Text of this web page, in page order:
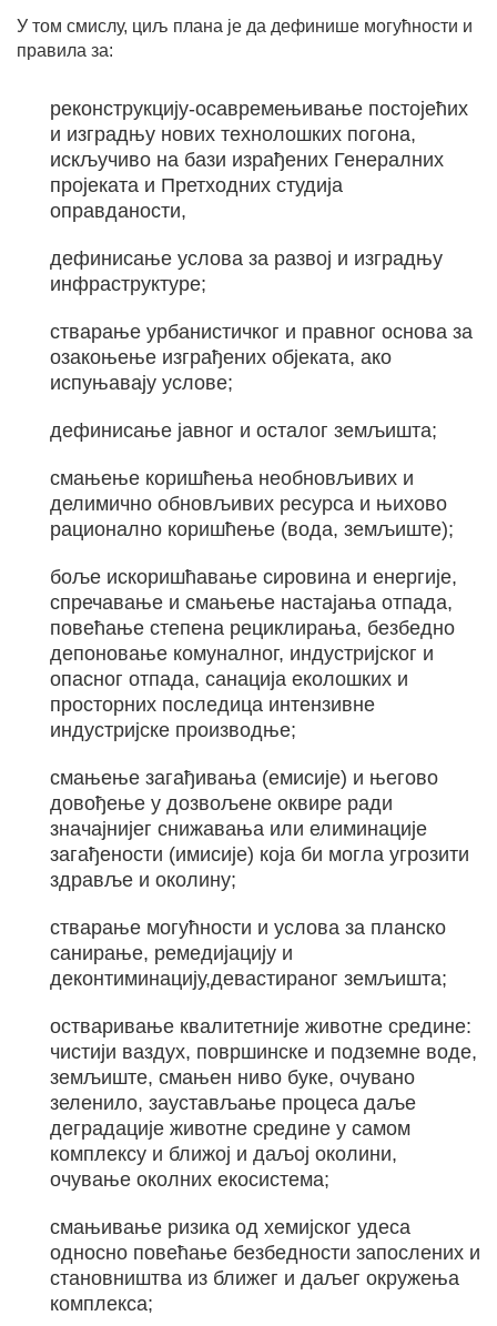
У том смислу, циљ плана је да дефинише могућности и
правила за:
реконструкцију-осавремењивање постојећих
и изградњу нових технолошких погона,
искључиво на бази израђених Генералних
пројеката и Претходних студија
оправданости,
дефинисање услова за развој и изградњу
инфраструктуре;
стварање урбанистичког и правног основа за
озакоњење изграђених објеката, ако
испуњавају услове;
дефинисање јавног и осталог земљишта;
смањење коришћења необновљивих и
делимично обновљивих ресурса и њихово
рационално коришћење (вода, земљиште);
боље искоришћавање сировина и енергије,
спречавање и смањење настајања отпада,
повећање степена рециклирања, безбедно
депоновање комуналног, индустријског и
опасног отпада, санација еколошких и
просторних последица интензивне
индустријске производње;
смањење загађивања (емисије) и његово
довођење у дозвољене оквире ради
значајнијег снижавања или елиминације
загађености (имисије) која би могла угрозити
здравље и околину;
стварање могућности и услова за планско
санирање, ремедијацију и
деконтиминацију,девастираног земљишта;
остваривање квалитетније животне средине:
чистији ваздух, површинске и подземне воде,
земљиште, смањен ниво буке, очувано
зеленило, заустављање процеса даље
деградације животне средине у самом
комплексу и ближој и даљој околини,
очување околних екосистема;
смањивање ризика од хемијског удеса
односно повећање безбедности запослених и
становништва из ближег и даљег окружења
комплекса;